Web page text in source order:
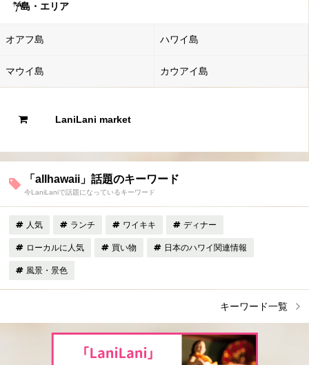
島・エリア
オアフ島 ハワイ島
マウイ島 カウアイ島
LaniLani market
「allhawaii」話題のキーワード
今LaniLaniで話題になっているキーワード
人気 ランチ ワイキキ ディナー
ローカルに人気 買い物 日本のハワイ関連情報
風景・景色
キーワード一覧